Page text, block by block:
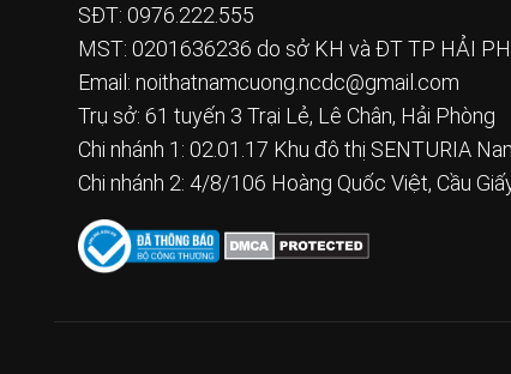
SĐT: 0976.222.555
MST: 0201636236 do sở KH và ĐT TP HẢI
Email: noithatnamcuong.ncdc@gmail.com
Trụ sở: 61 tuyến 3 Trại Lẻ, Lê Chân, Hải Phòng
Chi nhánh 1: 02.01.17 Khu đô thị SENTURIA
Chi nhánh 2: 4/8/106 Hoàng Quốc Việt, Cầu